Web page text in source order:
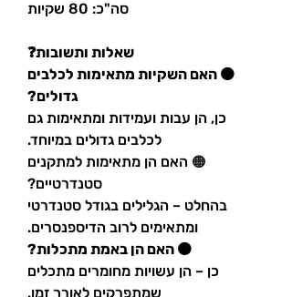
סה"כ: 80 שקיות
שאלות ותשובות❓
🟠 האם השקיות מתאימות לכלבים
גדולים?
כן, הן עבות ועמידות ומתאימות גם
לכלבים גדולים במיוחד.
🟠 האם הן מתאימות למתקנים
סטנדרטיים?
בהחלט – הגלילים בגודל סטנדרטי
ומתאימים לרוב הדיספנסרים.
🟠 האם הן באמת מתכלות?
כן – הן עשויות מחומרים מתכלים
שמתפרקים לאורך זמן.